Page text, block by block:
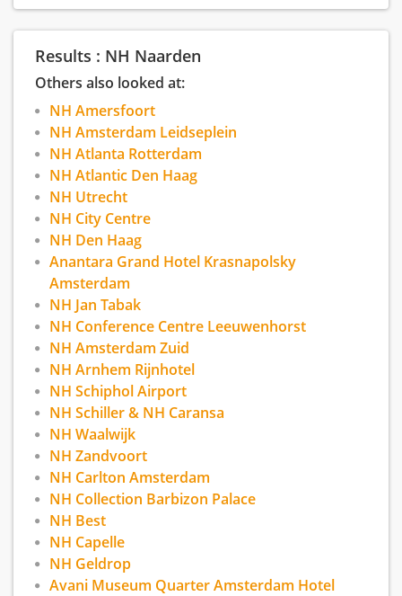
faciliteiten. Daarnaast beschikt het hotel over
een restaurant, een bar/brasserie, fitness
centrum, sauna en 13 conferentiezalen.
Results : NH Naarden
Others also looked at:
NH Amersfoort
NH Amsterdam Leidseplein
NH Atlanta Rotterdam
NH Atlantic Den Haag
NH Utrecht
NH City Centre
NH Den Haag
Anantara Grand Hotel Krasnapolsky
Amsterdam
NH Jan Tabak
NH Conference Centre Leeuwenhorst
NH Amsterdam Zuid
NH Arnhem Rijnhotel
NH Schiphol Airport
NH Schiller & NH Caransa
NH Waalwijk
NH Zandvoort
NH Carlton Amsterdam
NH Collection Barbizon Palace
NH Best
NH Capelle
NH Geldrop
Avani Museum Quarter Amsterdam Hotel